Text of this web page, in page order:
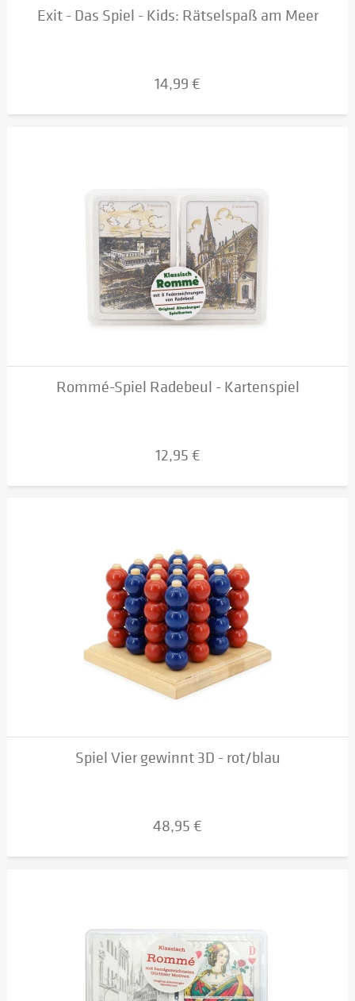
Exit - Das Spiel - Kids: Rätselspaß am Meer
14,99 €
Rommé-Spiel Radebeul - Kartenspiel
12,95 €
Spiel Vier gewinnt 3D - rot/blau
48,95 €